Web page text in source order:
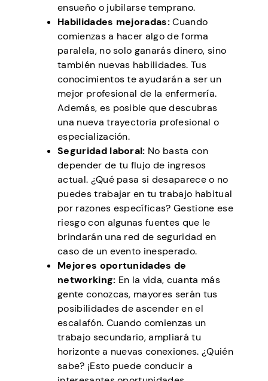
ensueño o jubilarse temprano.
Habilidades mejoradas:Cuando
comienzas a hacer algo de forma
paralela, no solo ganarás dinero, sino
también nuevas habilidades. Tus
conocimientos te ayudarán a ser un
mejor profesional de la enfermería.
Además, es posible que descubras
una nueva trayectoria profesional o
especialización.
Seguridad laboral: No basta con
depender de tu flujo de ingresos
actual. ¿Qué pasa si desaparece o no
puedes trabajar en tu trabajo habitual
por razones específicas? Gestione ese
riesgo con algunas fuentes que le
brindarán una red de seguridad en
caso de un evento inesperado.
Mejores oportunidades de
networking: En la vida, cuanta más
gente conozcas, mayores serán tus
posibilidades de ascender en el
escalafón. Cuando comienzas un
trabajo secundario, ampliará tu
horizonte a nuevas conexiones. ¿Quién
sabe? ¡Esto puede conducir a